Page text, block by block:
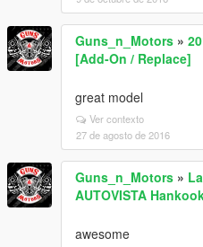
Guns_n_Motors »
[Add-On / Replace]
great model
Ver contexto
27 de agosto de 2016
Guns_n_Motors »
AUTOVISTA
awesome